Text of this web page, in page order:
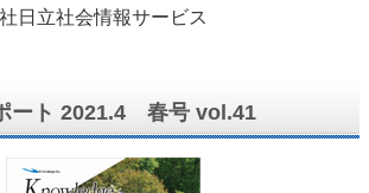
日立社会情報サービス
ート 2021.4 春号 vol.41